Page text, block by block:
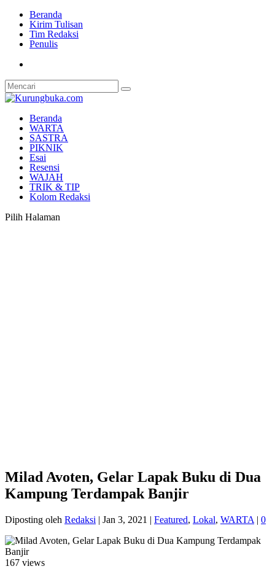
Beranda
Kirim Tulisan
Tim Redaksi
Penulis
Beranda
WARTA
SASTRA
PIKNIK
Esai
Resensi
WAJAH
TRIK & TIP
Kolom Redaksi
Pilih Halaman
Milad Avoten, Gelar Lapak Buku di Dua
Kampung Terdampak Banjir
Diposting oleh Redaksi | Jan 3, 2021 | Featured, Lokal, WARTA | 0
167 views